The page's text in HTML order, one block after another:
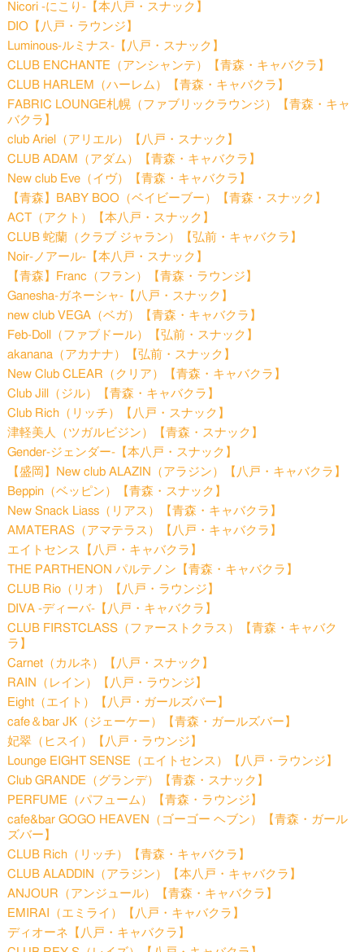
Nicori -にこり-【本八戸・スナック】
DIO【八戸・ラウンジ】
Luminous-ルミナス-【八戸・スナック】
CLUB ENCHANTE（アンシャンテ）【青森・キャバクラ】
CLUB HARLEM（ハーレム）【青森・キャバクラ】
FABRIC LOUNGE札幌（ファブリックラウンジ）【青森・キャ
バクラ】
club Ariel（アリエル）【八戸・スナック】
CLUB ADAM（アダム）【青森・キャバクラ】
New club Eve（イヴ）【青森・キャバクラ】
【青森】BABY BOO（ベイビーブー）【青森・スナック】
ACT（アクト）【本八戸・スナック】
CLUB 蛇蘭（クラブ ジャラン）【弘前・キャバクラ】
Noir-ノアール-【本八戸・スナック】
【青森】Franc（フラン）【青森・ラウンジ】
Ganesha-ガネーシャ-【八戸・スナック】
new club VEGA（ベガ）【青森・キャバクラ】
Feb-Doll（ファブドール）【弘前・スナック】
akanana（アカナナ）【弘前・スナック】
New Club CLEAR（クリア）【青森・キャバクラ】
Club Jill（ジル）【青森・キャバクラ】
Club Rich（リッチ）【八戸・スナック】
津軽美人（ツガルビジン）【青森・スナック】
Gender-ジェンダー-【本八戸・スナック】
【盛岡】New club ALAZIN（アラジン）【八戸・キャバクラ】
Beppin（ベッピン）【青森・スナック】
New Snack Liass（リアス）【青森・キャバクラ】
AMATERAS（アマテラス）【八戸・キャバクラ】
エイトセンス【八戸・キャバクラ】
THE PARTHENON パルテノン【青森・キャバクラ】
CLUB Rio（リオ）【八戸・ラウンジ】
DIVA -ディーバ-【八戸・キャバクラ】
CLUB FIRSTCLASS（ファーストクラス）【青森・キャバク
ラ】
Carnet（カルネ）【八戸・スナック】
RAIN（レイン）【八戸・ラウンジ】
Eight（エイト）【八戸・ガールズバー】
cafe＆bar JK（ジェーケー）【青森・ガールズバー】
妃翠（ヒスイ）【八戸・ラウンジ】
Lounge EIGHT SENSE（エイトセンス）【八戸・ラウンジ】
Club GRANDE（グランデ）【青森・スナック】
PERFUME（パフューム）【青森・ラウンジ】
cafe&bar GOGO HEAVEN（ゴーゴー ヘブン）【青森・ガール
ズバー】
CLUB Rich（リッチ）【青森・キャバクラ】
CLUB ALADDIN（アラジン）【本八戸・キャバクラ】
ANJOUR（アンジュール）【青森・キャバクラ】
EMIRAI（エミライ）【八戸・キャバクラ】
ディオーネ【八戸・キャバクラ】